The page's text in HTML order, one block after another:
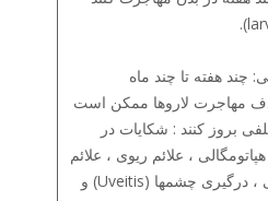
چند هفته تا چند ماه
مهاجرت لاروها ممکن است
بروز کنند : شکایات در
، علائم ریوی ، علائم
عصبی کانونی ، درگیری چشمها (Uveitis) و